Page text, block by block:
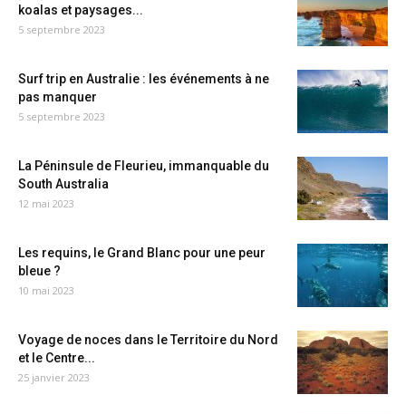
koalas et paysages...
5 septembre 2023
Surf trip en Australie : les événements à ne
pas manquer
5 septembre 2023
La Péninsule de Fleurieu, immanquable du
South Australia
12 mai 2023
Les requins, le Grand Blanc pour une peur
bleue ?
10 mai 2023
Voyage de noces dans le Territoire du Nord
et le Centre...
25 janvier 2023